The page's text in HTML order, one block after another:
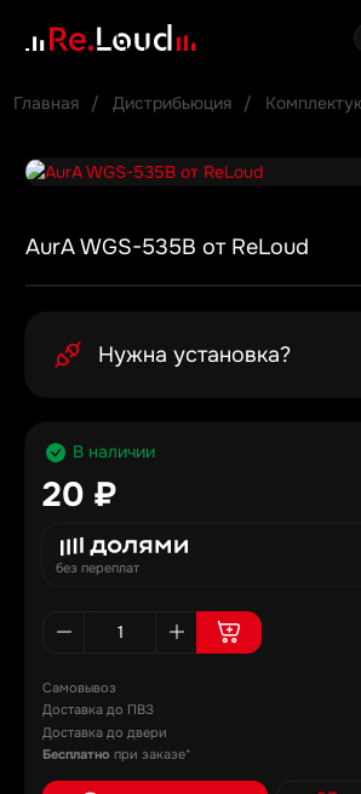
Главная Дистрибьюция
AurA WGS-535B от ReLoud
Нужна установка?
В наличии
20 ₽
без переплат
Самовывоз
Доставка до ПВЗ
Доставка до двери
Бесплатно при заказе*